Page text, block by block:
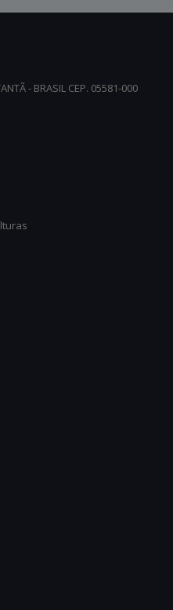
- BRASIL CEP. 05581-000